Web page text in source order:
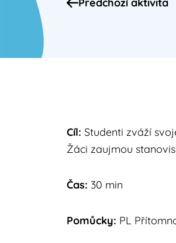
Předchozí aktivita
Cíl: Studenti zváží
Žáci zaujmou
Čas: 30 min
Pomůcky: PL